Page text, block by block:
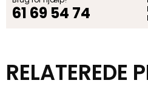
61 69 54 74
RELATEREDE